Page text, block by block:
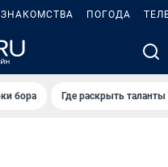
ЗНАКОМСТВА ПОГОДА
бора Где раскрыть таланты